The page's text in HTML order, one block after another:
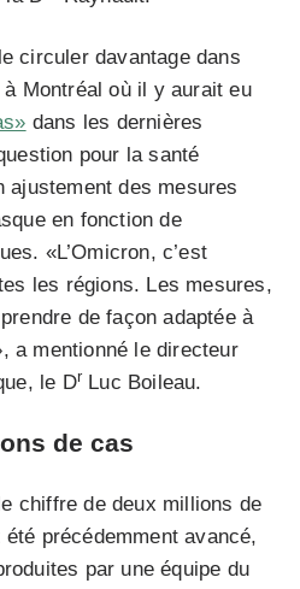
circuler davantage dans
Montréal où il y aurait eu
dans les dernières
pour la santé
ajustement des mesures
en fonction de
«L’Omicron, c’est
les régions. Les mesures,
de façon adaptée à
a mentionné le directeur
le Dr Luc Boileau.
de cas
chiffre de deux millions de
précédemment avancé,
par une équipe du